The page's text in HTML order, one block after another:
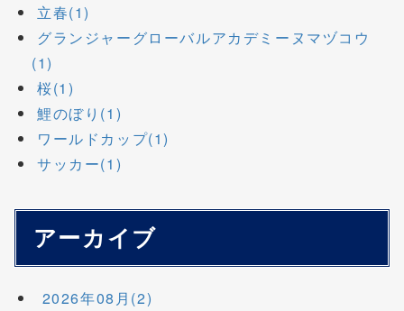
立春(1)
グランジャーグローバルアカデミーヌマヅコウ
(1)
桜(1)
鯉のぼり(1)
ワールドカップ(1)
サッカー(1)
アーカイブ
2026年08月(2)